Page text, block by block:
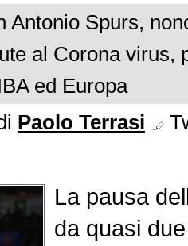
Antonio Spurs,
al Corona virus,
ed Europa
Paolo Terrasi
La pausa
da quasi